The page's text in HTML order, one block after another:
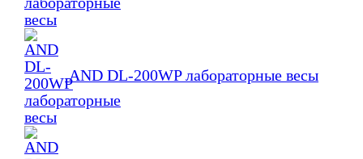
AND DL-200WP лабораторные весы